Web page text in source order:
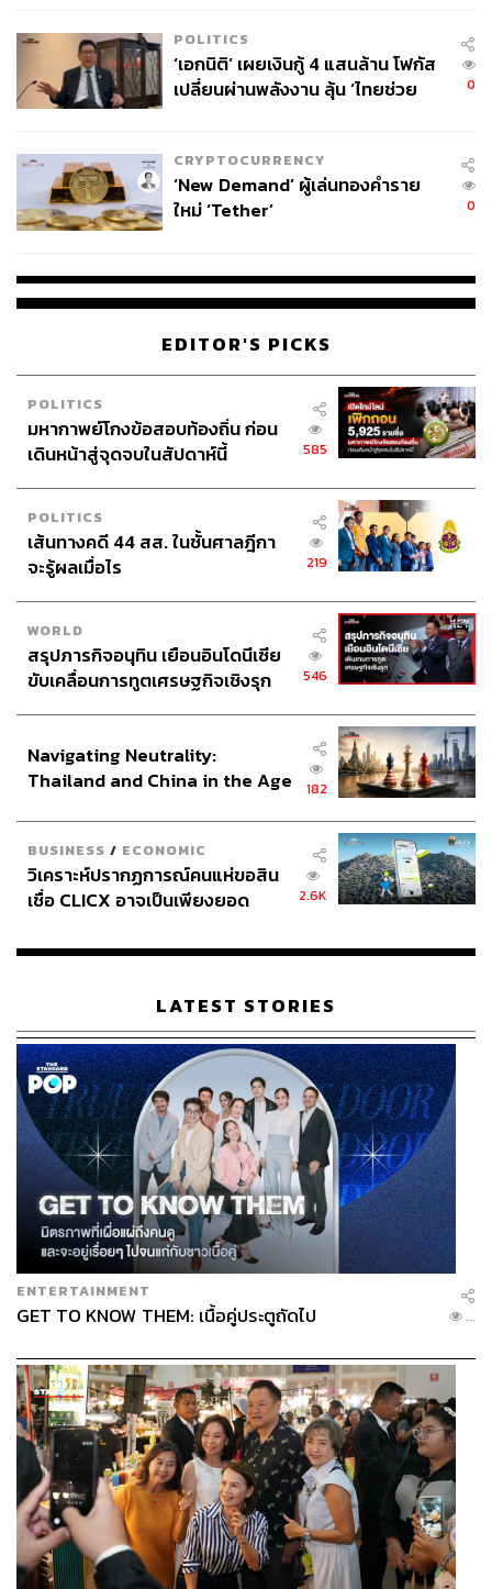
POLITICS
‘เอกนิติ’ เผยเงินกู้ 4 แสนล้าน โฟกัส
เปลี่ยนผ่านพลังงาน ลุ้น ‘ไทยช่วย
0
CRYPTOCURRENCY
‘New Demand’ ผู้เล่นทองคำราย
ใหม่ ‘Tether’
0
EDITOR'S PICKS
POLITICS
มหากาพย์โกงข้อสอบท้องถิ่น ก่อน
เดินหน้าสู่จุดจบในสัปดาห์นี้
585
POLITICS
เส้นทางคดี 44 สส. ในชั้นศาลฎีกา
จะรู้ผลเมื่อไร
219
WORLD
สรุปภารกิจอนุทิน เยือนอินโดนีเซีย
ขับเคลื่อนการทูตเศรษฐกิจเชิงรุก
546
Navigating Neutrality:
Thailand and China in the Age
182
BUSINESS / ECONOMIC
วิเคราะห์ปรากฏการณ์คนแห่ขอสิน
เชื่อ CLICX อาจเป็นเพียงยอด
เรือนไทยที่ถูกซุกไว้
2.6K
LATEST STORIES
ENTERTAINMENT
GET TO KNOW THEM: เนื้อคู่ประตูถัดไป ...